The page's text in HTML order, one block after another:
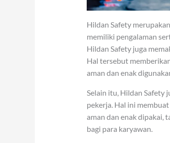
Hildan Safety
memiliki pengalaman
Hildan Safety juga
Hal tersebut
aman dan enak
Selain itu, Hildan Safety
pekerja. Hal ini
aman dan enak dipakai,
bagi para karyawan.